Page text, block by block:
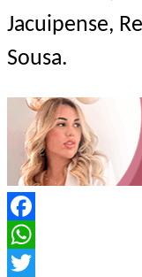
Jacuipense,
Sousa.
Facebook
WhatsApp